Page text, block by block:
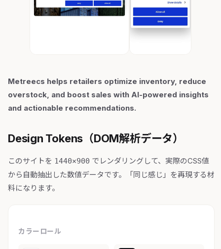
Metreecs helps retailers optimize inventory, reduce
overstock, and boost sales with AI-powered insights
and actionable recommendations.
Design Tokens（DOM解析データ）
このサイトを 1440×900 でレンダリングして、実際のCSS値
から自動抽出した数値データです。「同じ感じ」を再現する材
料になります。
カラーロール